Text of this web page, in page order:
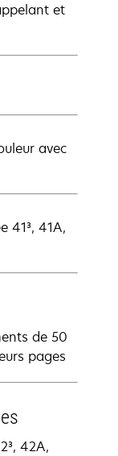
et
avec
41³, 41A,
de 50
pages
42A,